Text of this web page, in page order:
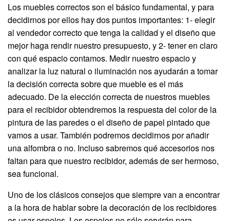
Los muebles correctos son el básico fundamental, y para
decidirnos por ellos hay dos puntos importantes: 1- elegir
al vendedor correcto que tenga la calidad y el diseño que
mejor haga rendir nuestro presupuesto, y 2- tener en claro
con qué espacio contamos. Medir nuestro espacio y
analizar la luz natural o iluminación nos ayudarán a tomar
la decisión correcta sobre que mueble es el más
adecuado. De la elección correcta de nuestros muebles
para el recibidor obtendremos la respuesta del color de la
pintura de las paredes o el diseño de papel pintado que
vamos a usar. También podremos decidirnos por añadir
una alfombra o no. Incluso sabremos qué accesorios nos
faltan para que nuestro recibidor, además de ser hermoso,
sea funcional.
Uno de los clásicos consejos que siempre van a encontrar
a la hora de hablar sobre la decoración de los recibidores